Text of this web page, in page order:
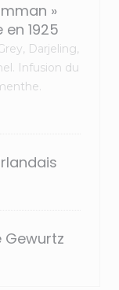
»
1925
Darjeling,
Infusion du
Gewurtz